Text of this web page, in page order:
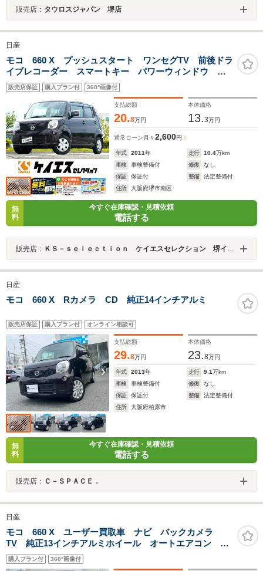
販売店： タウロスジャパン 堺店
日産
モコ 660 X プッシュスタート ワンセグTV 前後ドラ
イブレコーダー スマートキー パワーウィンドウ
ETC レベライザー 電動格納ミラー フロントフォグ
ランプ オートエアコン
販売店保証 購入プラン付 360°画像付
支払総額
20.8万円
本体価格
13.3万円
通常ローン 月々2,600円
年式 2011年 走行 10.4万km
車検
車検整備付 修復
なし
保証
保証付 整備
法定整備付
住所
大阪府堺市南区
無
料
今すぐ在庫確認・見積依頼
電話する
販売店： ＫＳ－ｓｅｌｅｃｔｉｏｎ ケイエスセレクション 堺インター店
日産
モコ 660 X Rカメラ CD 純正14インチアルミ
販売店保証 購入プラン付 オンライン相談可
支払総額
29.8万円
本体価格
23.8万円
年式 2013年 走行 9.1万km
車検
車検整備付 修復
なし
保証
保証付 整備
法定整備付
住所
大阪府柏原市
無
料
今すぐ在庫確認・見積依頼
電話する
販売店： Ｃ－ＳＰＡＣＥ．
日産
モコ 660 X ユーザー買取車 ナビ バックカメラ
TV 純正13インチアルミホイール オートエアコン
ETC スマートキープッシュスタート パワーウィンド
ウ
購入プラン付 360°画像付